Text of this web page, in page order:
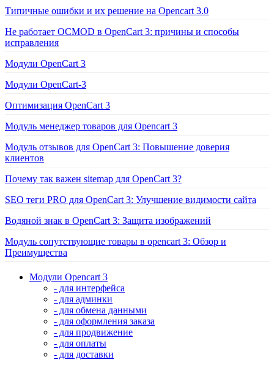
Типичные ошибки и их решение на Opencart 3.0
Не работает OCMOD в OpenCart 3: причины и способы
исправления
Модули OpenCart 3
Модули OpenCart-3
Оптимизация OpenCart 3
Модуль менеджер товаров для Opencart 3
Модуль отзывов для OpenCart 3: Повышение доверия
клиентов
Почему так важен sitemap для OpenCart 3?
SEO теги PRO для OpenCart 3: Улучшение видимости сайта
Водяной знак в OpenCart 3: Защита изображений
Модуль сопутствующие товары в opencart 3: Обзор и
Преимущества
Модули Opencart 3
- для интерфейса
- для админки
- для обмена данными
- для оформления заказа
- для продвижение
- для оплаты
- для доставки